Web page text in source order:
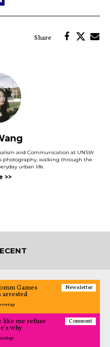
and Communication at UNSW
photography, walking through the
urban life.
Newsletter
Games
arrested
Comment
like me refuse
why